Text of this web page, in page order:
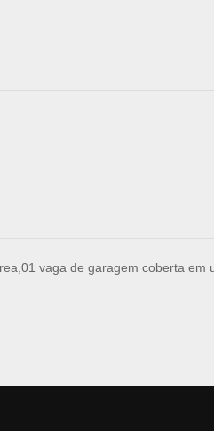
vaga de garagem coberta em